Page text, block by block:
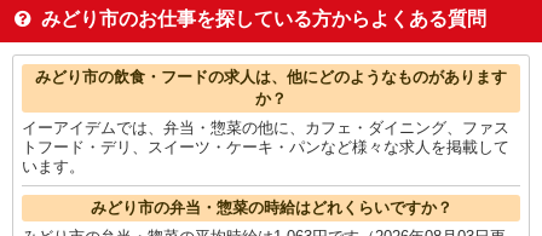
製造・組立・加工1,408円
金属加工 1,400円
保育士・保育補助1,400円
みどり市の他の職種の平均時給を見る
みどり市のお仕事を探している方からよくある質問
みどり市の飲食・フードの求人は、他にどのようなものがあります
か？
イーアイデムでは、弁当・惣菜の他に、カフェ・ダイニング、ファス
トフード・デリ、スイーツ・ケーキ・パンなど様々な求人を掲載して
います。
みどり市の弁当・惣菜の時給はどれくらいですか？